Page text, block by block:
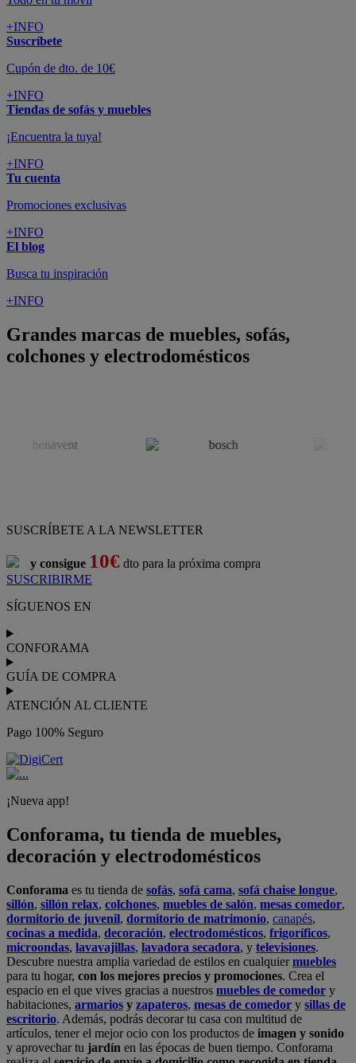
+INFO
Suscríbete
Cupón de dto. de 10€
+INFO
Tiendas de sofás y muebles
¡Encuentra la tuya!
+INFO
Tu cuenta
Promociones exclusivas
+INFO
El blog
Busca tu inspiración
+INFO
Grandes marcas de muebles, sofás,
colchones y electrodomésticos
SUSCRÍBETE A LA NEWSLETTER
y consigue 10€ dto para la próxima compra
SUSCRIBIRME
SÍGUENOS EN
CONFORAMA
GUÍA DE COMPRA
ATENCIÓN AL CLIENTE
Pago 100% Seguro
¡Nueva app!
Conforama, tu tienda de muebles,
decoración y electrodomésticos
Conforama es tu tienda de sofás, sofá cama, sofá chaise longue,
sillón, sillón relax, colchones, muebles de salón, mesas comedor,
dormitorio de juvenil, dormitorio de matrimonio, canapés,
cocinas a medida, decoración, electrodomésticos, frigoríficos,
microondas, lavavajillas, lavadora secadora, y televisiones.
Descubre nuestra amplia variedad de estilos en cualquiermuebles
para tu hogar, con los mejores precios y promociones. Crea el
espacio en el que vives gracias a nuestros muebles de comedor y
habitaciones, armarios y zapateros, mesas de comedor y sillas de
escritorio. Además, podrás decorar tu casa con multitud de
artículos, tener el mejor ocio con los productos de imagen y sonido
y aprovechar tu jardín en las épocas de buen tiempo. Conforama